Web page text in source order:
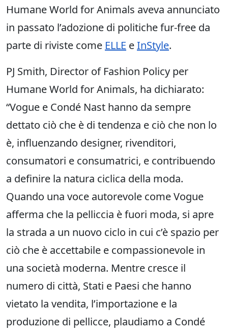
Humane World for Animals aveva annunciato
in passato l’adozione di politiche fur-free da
parte di riviste come ELLE eInStyle.
PJ Smith, Director of Fashion Policy per
Humane World for Animals, ha dichiarato:
“Vogue e Condé Nast hanno da sempre
dettato ciò che è di tendenza e ciò che non lo
è, influenzando designer, rivenditori,
consumatori e consumatrici, e contribuendo
a definire la natura ciclica della moda.
Quando una voce autorevole come Vogue
afferma che la pelliccia è fuori moda, si apre
la strada a un nuovo ciclo in cui c’è spazio per
ciò che è accettabile e compassionevole in
una società moderna. Mentre cresce il
numero di città, Stati e Paesi che hanno
vietato la vendita, l’importazione e la
produzione di pellicce, plaudiamo a Condé